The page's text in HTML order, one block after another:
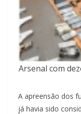
Arsenal com
A apreensão dos
já havia sido